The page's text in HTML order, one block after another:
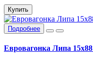
Купить
Подробнее
Евровагонка Липа